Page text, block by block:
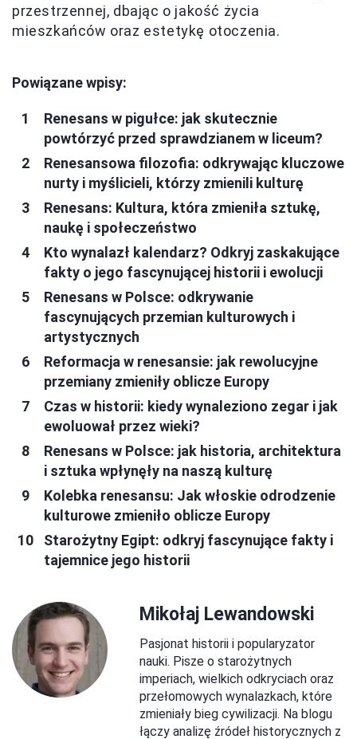
przestrzennej, dbając o jakość życia
mieszkańców oraz estetykę otoczenia.
Powiązane wpisy:
Renesans w pigułce: jak skutecznie
powtórzyć przed sprawdzianem w liceum?
Renesansowa filozofia: odkrywając kluczowe
nurty i myślicieli, którzy zmienili kulturę
Renesans: Kultura, która zmieniła sztukę,
naukę i społeczeństwo
Kto wynalazł kalendarz? Odkryj zaskakujące
fakty o jego fascynującej historii i ewolucji
Renesans w Polsce: odkrywanie
fascynujących przemian kulturowych i
artystycznych
Reformacja w renesansie: jak rewolucyjne
przemiany zmieniły oblicze Europy
Czas w historii: kiedy wynaleziono zegar i jak
ewoluował przez wieki?
Renesans w Polsce: jak historia, architektura
i sztuka wpłynęły na naszą kulturę
Kolebka renesansu: Jak włoskie odrodzenie
kulturowe zmieniło oblicze Europy
Starożytny Egipt: odkryj fascynujące fakty i
tajemnice jego historii
Mikołaj Lewandowski
Pasjonat historii i popularyzator
nauki. Pisze o starożytnych
imperiach, wielkich odkryciach oraz
przełomowych wynalazkach, które
zmieniały bieg cywilizacji. Na blogu
łączy analizę źródeł historycznych z